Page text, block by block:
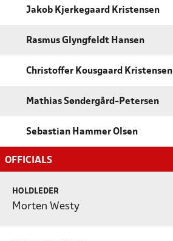
Jakob Kjerkegaard Kristensen
Rasmus Glyngfeldt Hansen
Christoffer Kousgaard Kristensen
Mathias Søndergård-Petersen
Sebastian Hammer Olsen
OFFICIALS
HOLDLEDER
Morten Westy